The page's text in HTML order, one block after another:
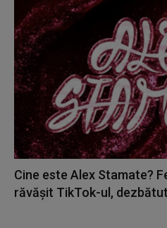
Cine este Alex Stamate?
răvășit TikTok-ul,